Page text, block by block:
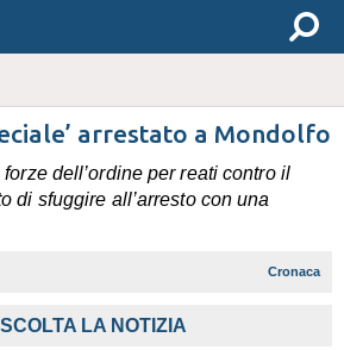
arrestato a Mondolfo
dell’ordine per reati contro il
di sfuggire all’arresto con una
Cronaca
LA NOTIZIA